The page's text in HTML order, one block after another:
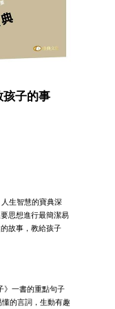
孩子的事
生智慧的寶典深
思想進行最簡潔易
故事，教給孩子
》一書的重點句子
的言詞，生動有趣